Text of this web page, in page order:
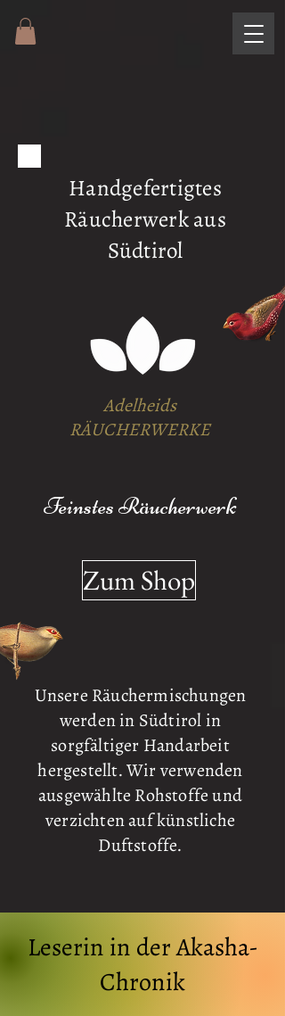
Handgefertigtes
Räucherwerk aus
Südtirol
Adelheids
RÄUCHERWERKE
Feinstes Räucherwerk
Zum Shop
Unsere Räuchermischungen
werden in Südtirol in
sorgfältiger Handarbeit
hergestellt. Wir verwenden
ausgewählte Rohstoffe und
verzichten auf künstliche
Duftstoffe.
Leserin in der Akasha-
Chronik